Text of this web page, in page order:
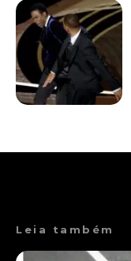
Leia também